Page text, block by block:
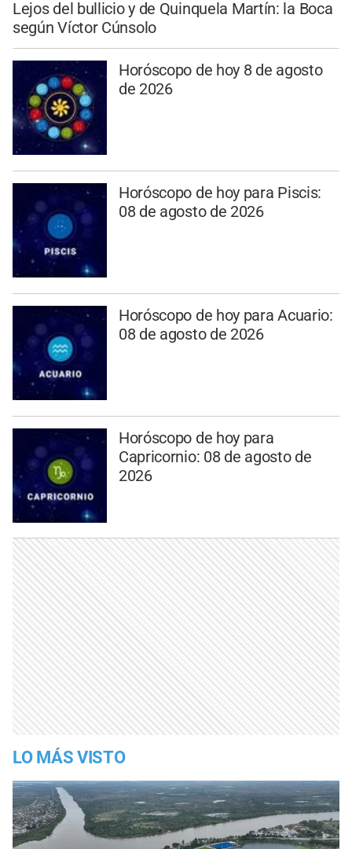
Lejos del bullicio y de Quinquela Martín: la Boca
según Víctor Cúnsolo
Horóscopo de hoy 8 de agosto
de 2026
Horóscopo de hoy para Piscis:
08 de agosto de 2026
Horóscopo de hoy para Acuario:
08 de agosto de 2026
Horóscopo de hoy para
Capricornio: 08 de agosto de
2026
LO MÁS VISTO